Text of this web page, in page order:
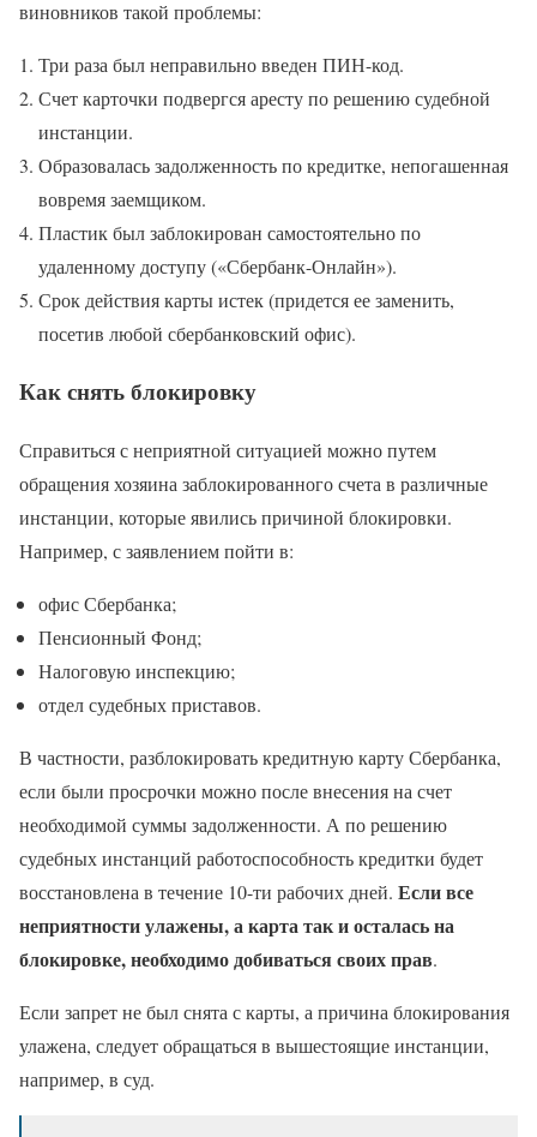
виновников такой проблемы:
Три раза был неправильно введен ПИН-код.
Счет карточки подвергся аресту по решению судебной
инстанции.
Образовалась задолженность по кредитке, непогашенная
вовремя заемщиком.
Пластик был заблокирован самостоятельно по
удаленному доступу («Сбербанк-Онлайн»).
Срок действия карты истек (придется ее заменить,
посетив любой сбербанковский офис).
Как снять блокировку
Справиться с неприятной ситуацией можно путем
обращения хозяина заблокированного счета в различные
инстанции, которые явились причиной блокировки.
Например, с заявлением пойти в:
офис Сбербанка;
Пенсионный Фонд;
Налоговую инспекцию;
отдел судебных приставов.
В частности, разблокировать кредитную карту Сбербанка,
если были просрочки можно после внесения на счет
необходимой суммы задолженности. А по решению
судебных инстанций работоспособность кредитки будет
восстановлена в течение 10-ти рабочих дней. Если все
неприятности улажены, а карта так и осталась на
блокировке, необходимо добиваться своих прав.
Если запрет не был снята с карты, а причина блокирования
улажена, следует обращаться в вышестоящие инстанции,
например, в суд.